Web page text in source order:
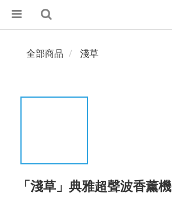
全部商品 淺草
「淺草」典雅超聲波香薰機